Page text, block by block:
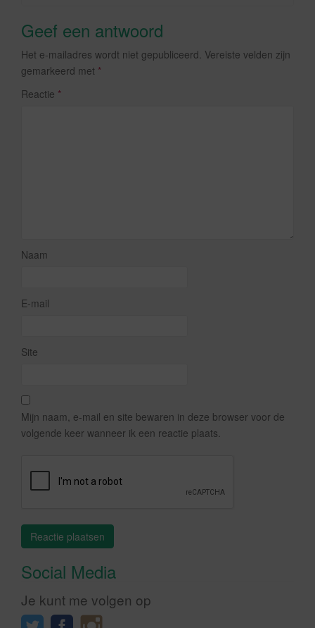
Geef een antwoord
Het e-mailadres wordt niet gepubliceerd. Vereiste velden zijn
gemarkeerd met *
Reactie *
Naam
E-mail
Site
Mijn naam, e-mail en site bewaren in deze browser voor de
volgende keer wanneer ik een reactie plaats.
Social Media
Je kunt me volgen op